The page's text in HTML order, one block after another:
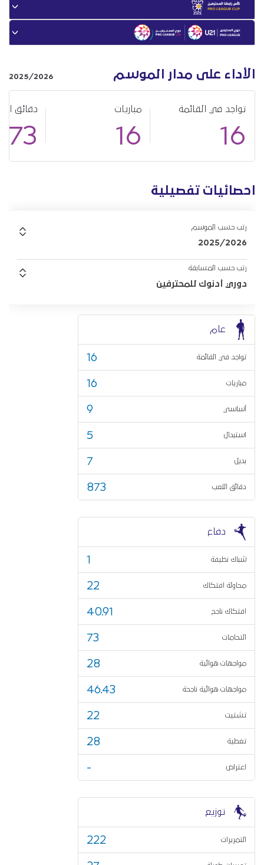
الأداء على مدار الموسم 2025/2026
تواجد في القائمة
16
مباريات
16
دقائق
احصائيات تفصيلية
رتب حسب الموسم
2025/2026
رتب حسب المسابقة
دوري أدنوك للمحترفين
عام
تواجد في القائمة 16
مباريات 16
أساسي 9
استبدال 5
بديل 7
دقائق اللعب 873
دفاع
شباك نظيفة 1
محاولة افتكاك 22
افتكاك ناجح 40.91
التحامات 73
مواجهات هوائية 28
مواجهات هوائية ناجحة 46.43
تشتيت 22
تغطية 28
اعتراض -
توزيع
التمريرات 222